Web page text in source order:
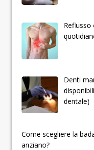
Reflusso
Denti
dentale)
­­­­­Come scegliere la
anziano?